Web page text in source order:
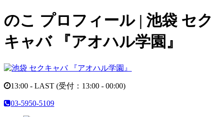
のこ プロフィール | 池袋 セク
キャバ 『アオハル学園』
13:00 - LAST (受付： 13:00 - 00:00)
03-5950-5109